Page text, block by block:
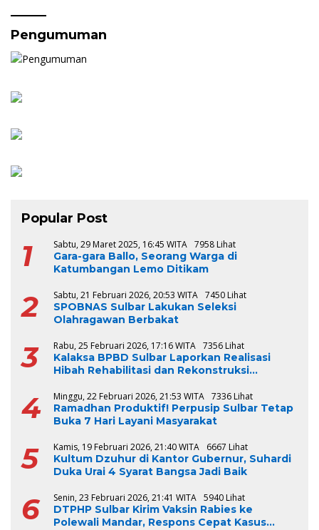
Pengumuman
Popular Post
1 Sabtu, 29 Maret 2025, 16:45 WITA 7958 Lihat
Gara-gara Ballo, Seorang Warga di
Katumbangan Lemo Ditikam
2 Sabtu, 21 Februari 2026, 20:53 WITA 7450 Lihat
SPOBNAS Sulbar Lakukan Seleksi
Olahragawan Berbakat
3 Rabu, 25 Februari 2026, 17:16 WITA 7356 Lihat
Kalaksa BPBD Sulbar Laporkan Realisasi
Hibah Rehabilitasi dan Rekonstruksi
4 Minggu, 22 Februari 2026, 21:53 WITA 7336 Lihat
Ramadhan Produktif! Perpusip Sulbar Tetap
Buka 7 Hari Layani Masyarakat
5 Kamis, 19 Februari 2026, 21:40 WITA 6667 Lihat
Kultum Dzuhur di Kantor Gubernur, Suhardi
Duka Urai 4 Syarat Bangsa Jadi Baik
6 Senin, 23 Februari 2026, 21:41 WITA 5940 Lihat
DTPHP Sulbar Kirim Vaksin Rabies ke
Polewali Mandar, Respons Cepat Kasus